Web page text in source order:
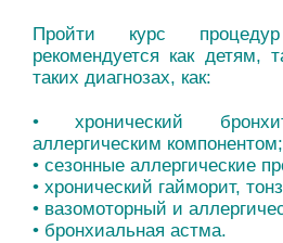
Пройти курс
рекомендуется как детям,
таких диагнозах, как:
• хронический
аллергическим компонентом;
• сезонные аллергические
• хронический гайморит,
• вазомоторный и
• бронхиальная астма.